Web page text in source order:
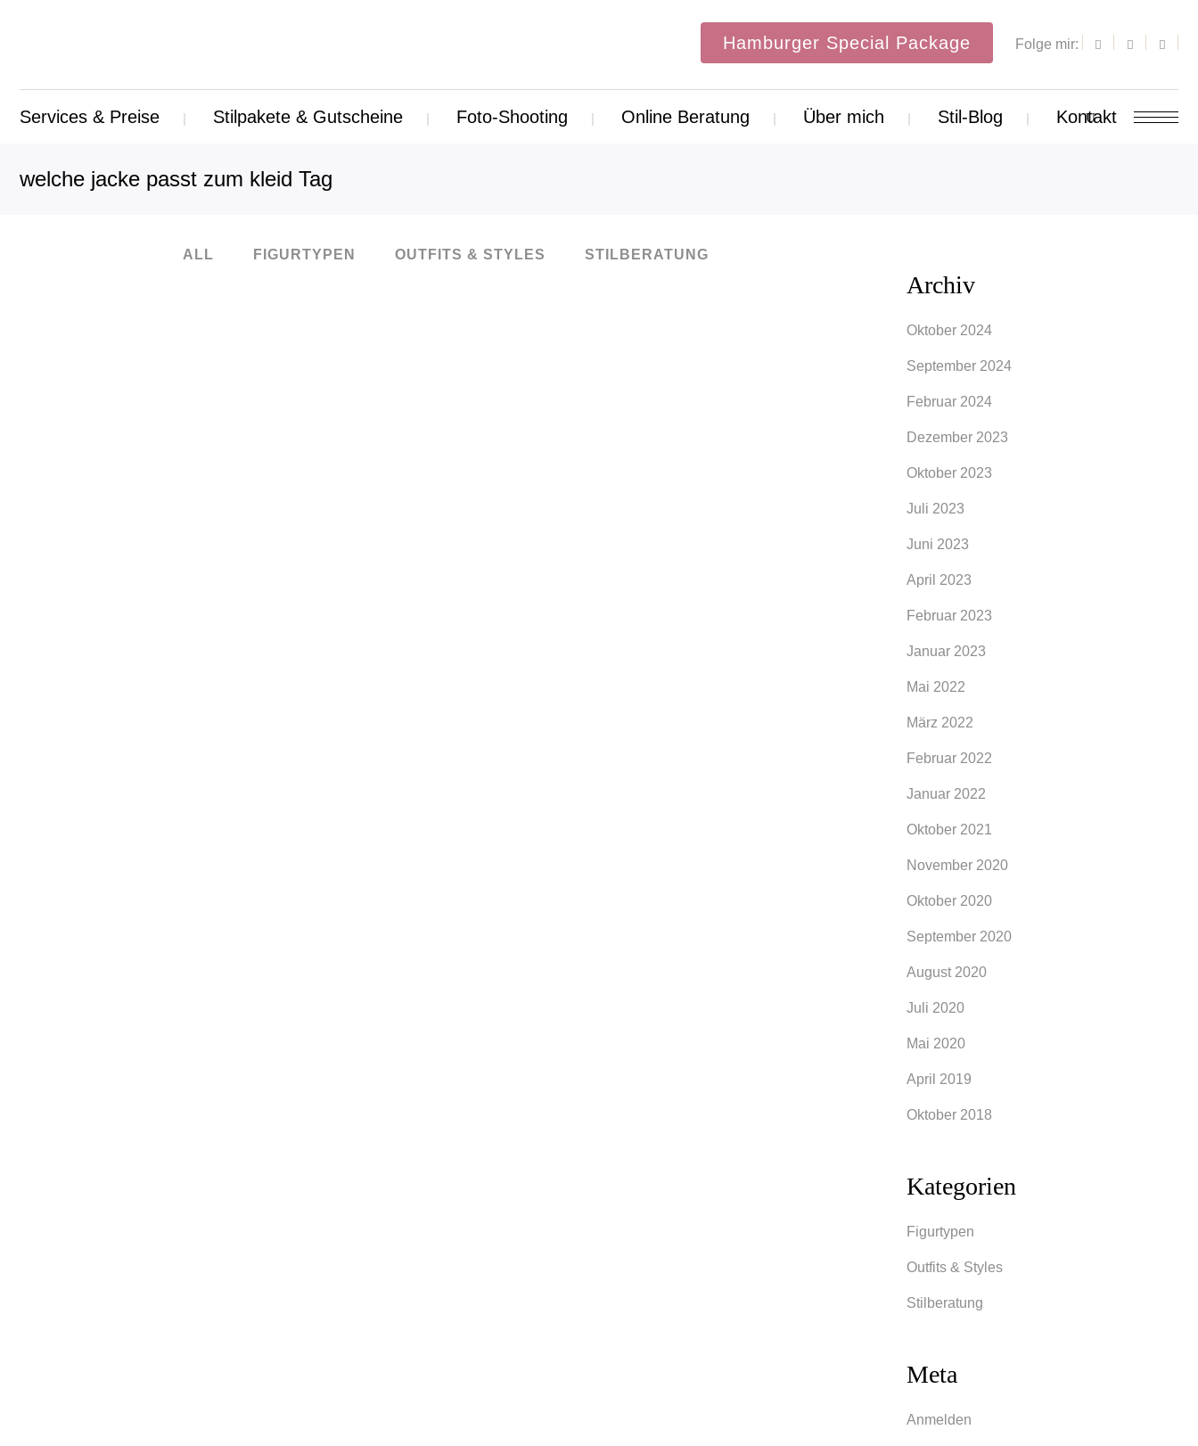
Hamburger Special Package Folge mir:
Services & Preise Stilpakete & Gutscheine Foto-Shooting Online Beratung Über mich Stil-Blog Kontakt
welche jacke passt zum kleid Tag
ALL FIGURTYPEN OUTFITS & STYLES STILBERATUNG
Archiv
Oktober 2024
September 2024
Februar 2024
Dezember 2023
Oktober 2023
Juli 2023
Juni 2023
April 2023
Februar 2023
Januar 2023
Mai 2022
März 2022
Februar 2022
Januar 2022
Oktober 2021
November 2020
Oktober 2020
September 2020
August 2020
Juli 2020
Mai 2020
April 2019
Oktober 2018
Kategorien
Figurtypen
Outfits & Styles
Stilberatung
Meta
Anmelden